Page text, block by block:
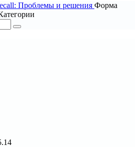
Проблемы и решения Форма